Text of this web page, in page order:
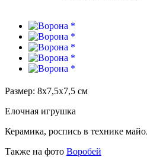
Размер: 8х7,5х7,5 см
Елочная игрушка
Керамика, роспись в технике
Также на фото Воробей